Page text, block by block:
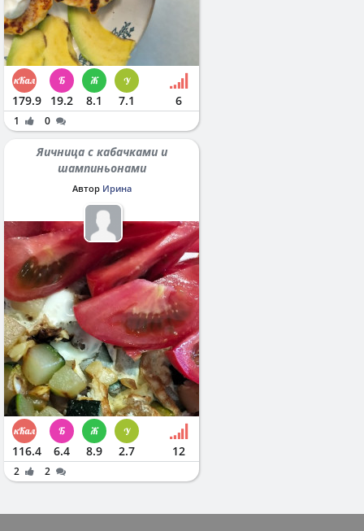
179.9 19.2 8.1 7.1 6
1 0
Яичница с кабачками и
шампиньонами
Автор Ирина
116.4 6.4 8.9 2.7 12
2 2